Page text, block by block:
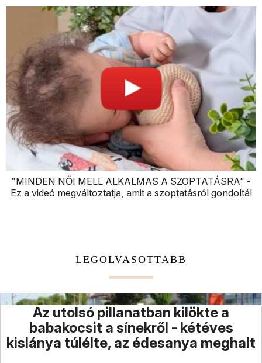
"MINDEN NŐI MELL ALKALMAS A SZOPTATÁSRA" -
Ez a videó megváltoztatja, amit a szoptatásról gondoltál
LEGOLVASOTTABB
Az utolsó pillanatban kilökte a
babakocsit a sínekről - kétéves
kislánya túlélte, az édesanya meghalt